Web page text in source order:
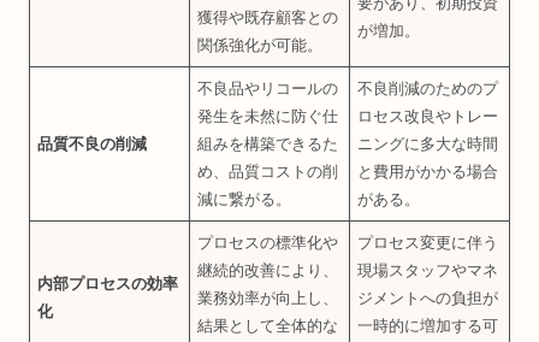
獲得や既存顧客との
関係強化が可能。
が増加。
品質不良の削減
不良品やリコールの
発生を未然に防ぐ仕
組みを構築できるた
め、品質コストの削
減に繋がる。
不良削減のためのプ
ロセス改良やトレー
ニングに多大な時間
と費用がかかる場合
がある。
内部プロセスの効率
化
プロセスの標準化や
継続的改善により、
業務効率が向上し、
結果として全体的な
プロセス変更に伴う
現場スタッフやマネ
ジメントへの負担が
一時的に増加する可